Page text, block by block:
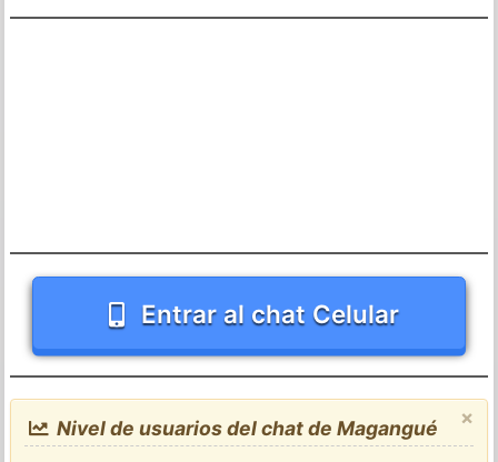
Entrar al chat Celular
×
Nivel de usuarios del chat de Magangué